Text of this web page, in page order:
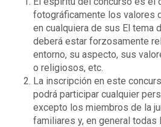
fotográficamente los valores
en cualquiera de sus El tema
deberá estar forzosamente
entorno, su aspecto, sus
o religiosos, etc.
La inscripción en este
podrá participar cualquier
excepto los miembros de la
familiares y, en general todas